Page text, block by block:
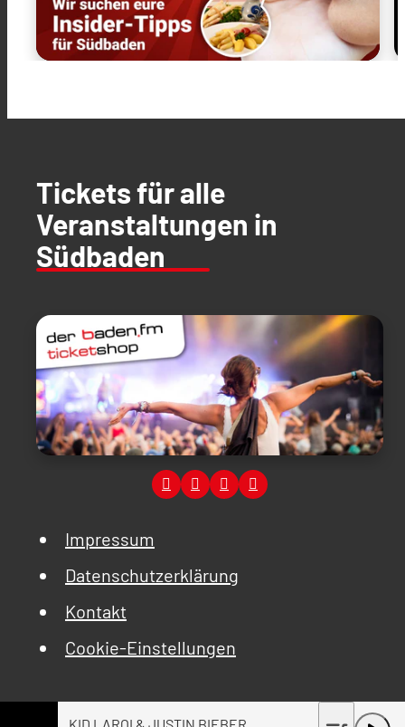
Tickets für alle
Veranstaltungen in
Südbaden
Impressum
Datenschutzerklärung
Kontakt
Cookie-Einstellungen
KID LAROI & JUSTIN BIEBER